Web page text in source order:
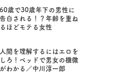
60歳で30歳年下の男性に
告白される！？年齢を重ね
るほどモテる女性
人間を理解するにはエロを
しろ！ベッドで男女の機微
がわかる／中川淳一郎